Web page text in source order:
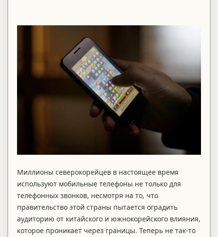
Миллионы северокорейцев в настоящее время
используют мобильные телефоны не только для
телефонных звонков, несмотря на то, что
правительство этой страны пытается оградить
аудиторию от китайского и южнокорейского влияния,
которое проникает через границы. Теперь не так-то